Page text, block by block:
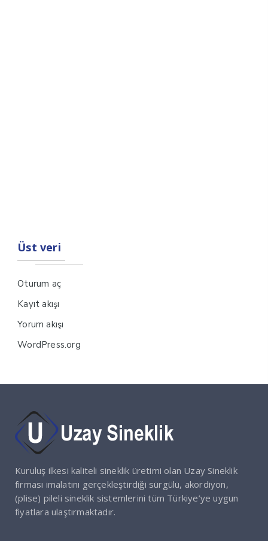
Üst veri
Oturum aç
Kayıt akışı
Yorum akışı
WordPress.org
Kuruluş ilkesi kaliteli sineklik üretimi olan Uzay Sineklik
firması imalatını gerçekleştirdiği sürgülü, akordiyon,
(plise) pileli sineklik sistemlerini tüm Türkiye’ye uygun
fiyatlara ulaştırmaktadır.